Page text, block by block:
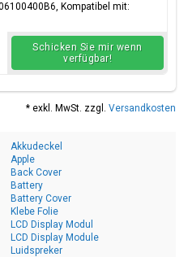
Kompatibel mit:
Schicken Sie mir wenn
verfügbar!
* exkl. MwSt. zzgl. Versandkosten
Akkudeckel
Apple
Back Cover
Battery
Battery Cover
Klebe Folie
LCD Display Modul
LCD Display Module
Luidspreker